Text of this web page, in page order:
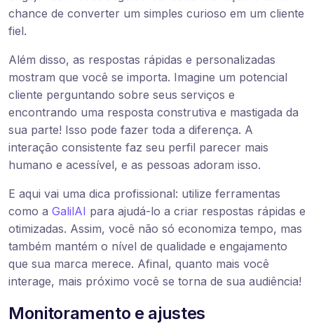
chance de converter um simples curioso em um cliente
fiel.
Além disso, as respostas rápidas e personalizadas
mostram que você se importa. Imagine um potencial
cliente perguntando sobre seus serviços e
encontrando uma resposta construtiva e mastigada da
sua parte! Isso pode fazer toda a diferença. A
interação consistente faz seu perfil parecer mais
humano e acessível, e as pessoas adoram isso.
E aqui vai uma dica profissional: utilize ferramentas
como a GalilAI para ajudá-lo a criar respostas rápidas e
otimizadas. Assim, você não só economiza tempo, mas
também mantém o nível de qualidade e engajamento
que sua marca merece. Afinal, quanto mais você
interage, mais próximo você se torna de sua audiência!
Monitoramento e ajustes